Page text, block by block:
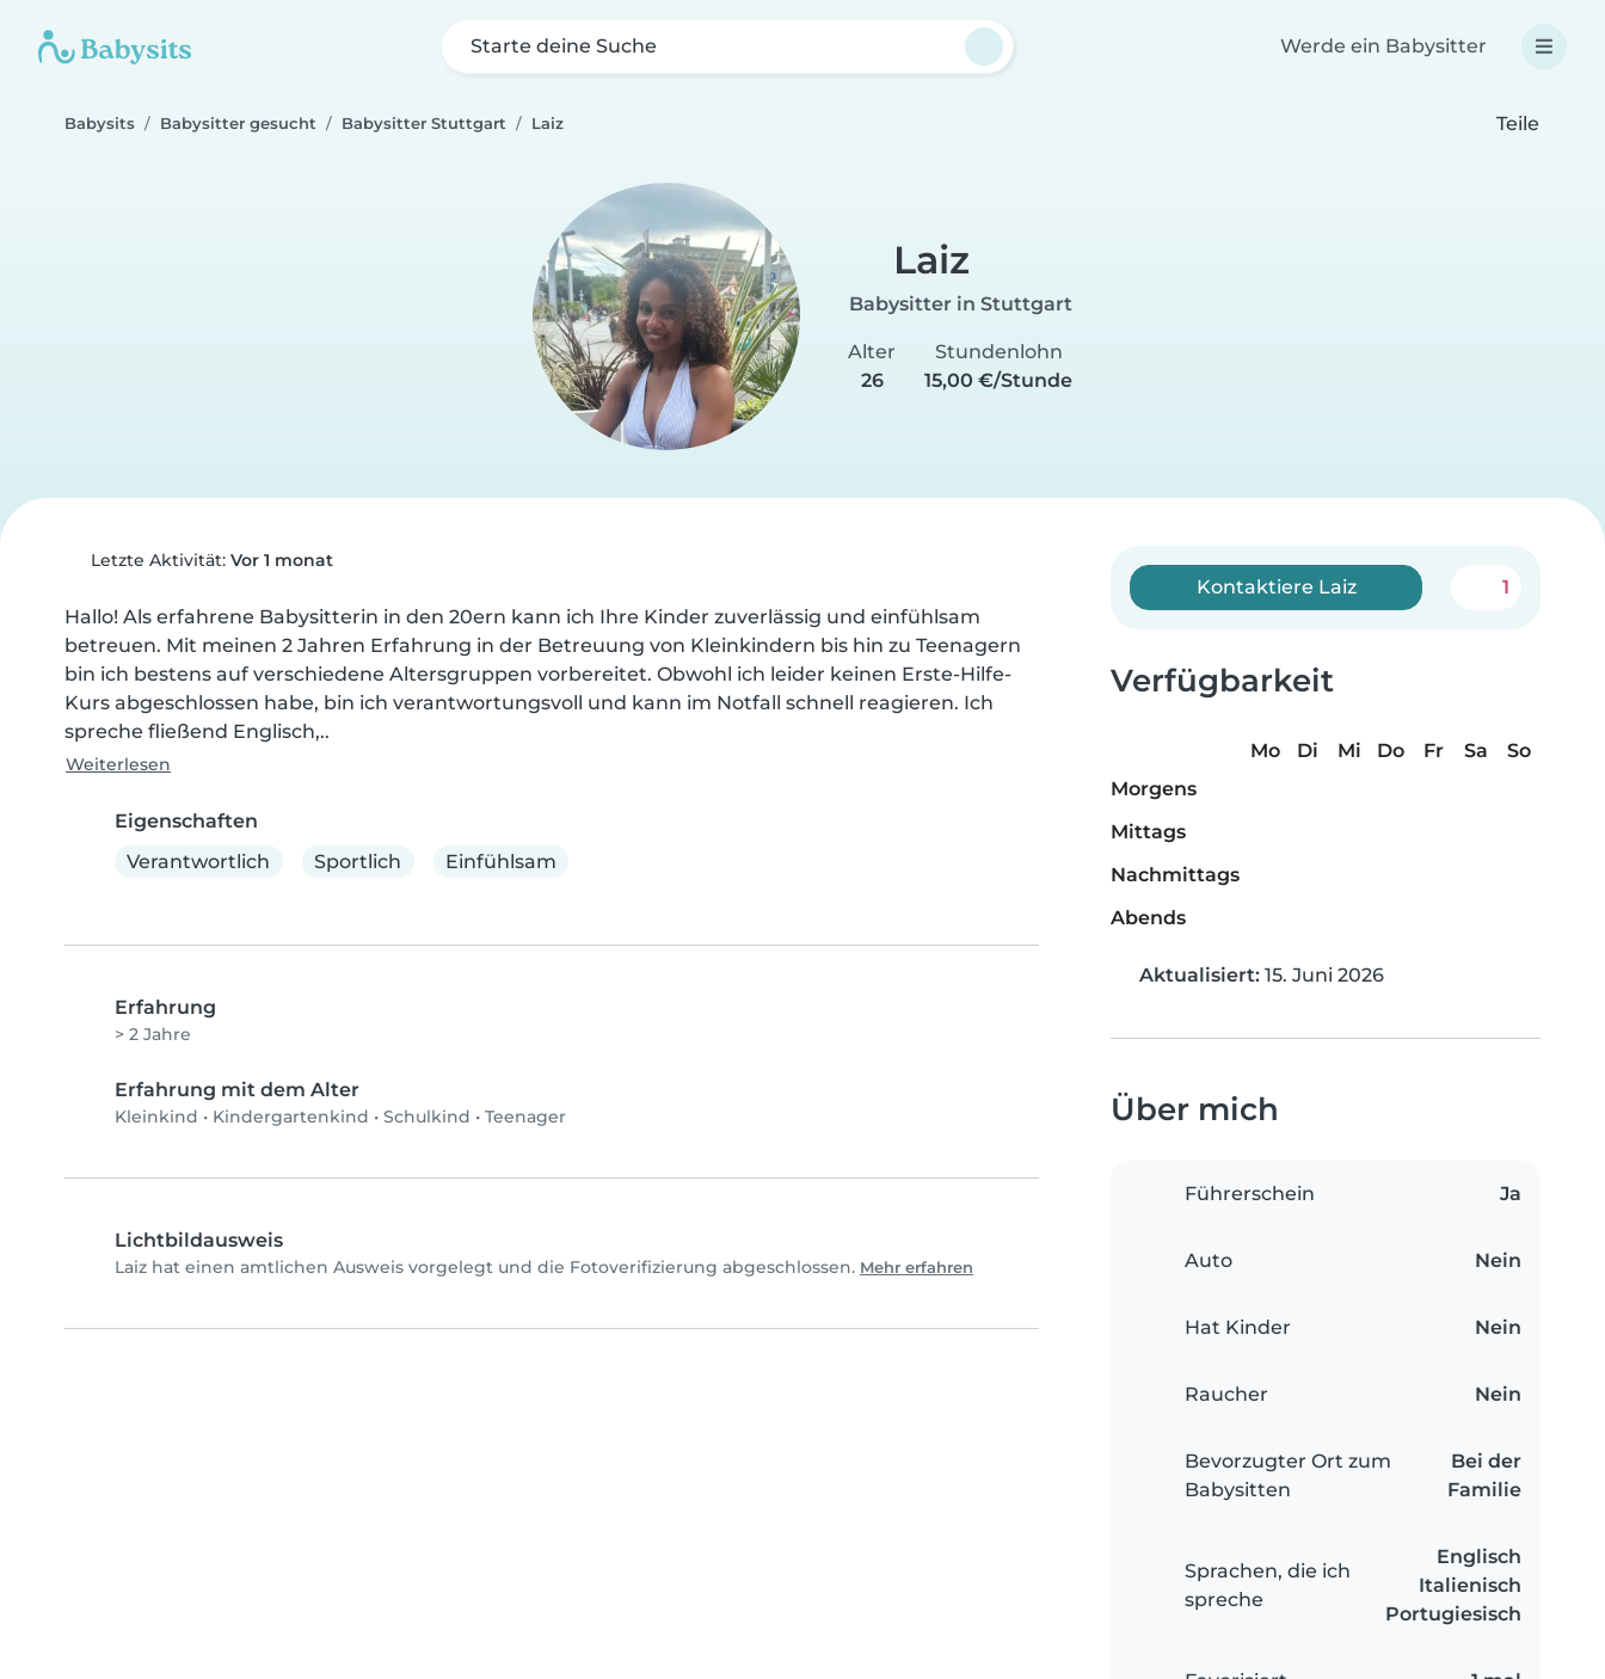
Starte deine Suche Werde ein Babysitter
Babysits Babysitter gesucht Babysitter Stuttgart Laiz Teile
Laiz
Babysitter in Stuttgart
Alter
26
Stundenlohn
15,00 €/Stunde
Letzte Aktivität: Vor 1 monat
Hallo! Als erfahrene Babysitterin in den 20ern kann ich Ihre Kinder zuverlässig und einfühlsam
betreuen. Mit meinen 2 Jahren Erfahrung in der Betreuung von Kleinkindern bis hin zu Teenagern
bin ich bestens auf verschiedene Altersgruppen vorbereitet. Obwohl ich leider keinen Erste-Hilfe-
Kurs abgeschlossen habe, bin ich verantwortungsvoll und kann im Notfall schnell reagieren. Ich
spreche fließend Englisch,..
Weiterlesen
Eigenschaften
Verantwortlich
Sportlich Einfühlsam
Erfahrung
> 2 Jahre
Erfahrung mit dem Alter
Kleinkind • Kindergartenkind • Schulkind • Teenager
Lichtbildausweis
Laiz hat einen amtlichen Ausweis vorgelegt und die Fotoverifizierung abgeschlossen. Mehr erfahren
Kontaktiere Laiz 1
Verfügbarkeit
Mo Di Mi Do Fr Sa
So
Morgens
Mittags
Nachmittags
Abends
Aktualisiert: 15. Juni 2026
Über mich
Führerschein Ja
Auto Nein
Hat Kinder Nein
Raucher Nein
Bevorzugter Ort zum
Babysitten
Bei der
Familie
Sprachen, die ich
spreche
Englisch
Italienisch
Portugiesisch